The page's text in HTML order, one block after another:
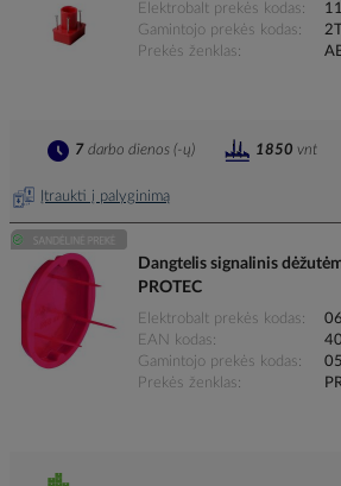
Elektrobalt prekės kodas
Gamintojo prekės kodas
Prekės ženklas
Įtraukti į palyginimą
7 darbo dienos (-ų) 1850 vnt
Dangtelis signalinis
PROTEC
Elektrobalt prekės kodas
EAN kodas
Gamintojo prekės kodas
Prekės ženklas